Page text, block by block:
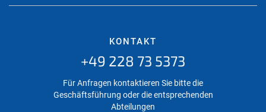
KONTAKT
+49 228 73 5373
Für Anfragen kontaktieren Sie bitte die
Geschäftsführung oder die entsprechenden
Abteilungen